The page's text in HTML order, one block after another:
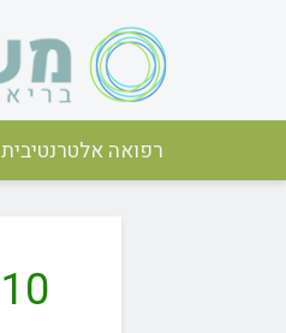
רפואה אלטרנטיבית
10 טיפים טבעיים להורדת חום אצל ילדים